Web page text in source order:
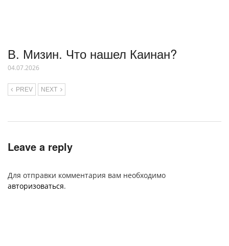
В. Мизин. Что нашел Каинан?
04.07.2026
PREV NEXT
Leave a reply
Для отправки комментария вам необходимо
авторизоваться.